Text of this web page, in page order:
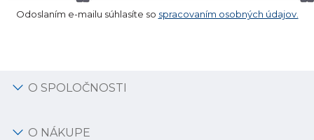
Odoslaním e-mailu súhlasíte so spracovaním osobných údajov.
O SPOLOČNOSTI
O NÁKUPE